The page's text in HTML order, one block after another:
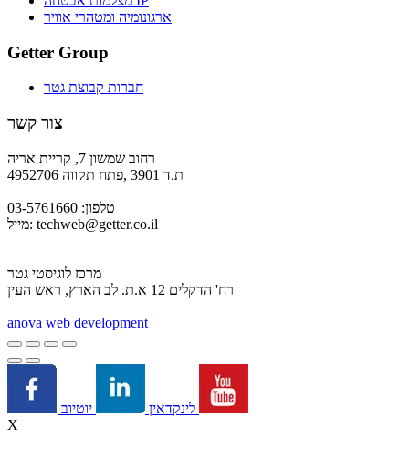
ארגונומיה ומטהרי אוויר
Getter Group
חברות קבוצת גטר
צור קשר
רחוב שמשון 7, קריית אריה
ת.ד 3901 ,פתח תקווה 4952706
טלפון: 03-5761660
מייל: techweb@getter.co.il
מרכז לוגיסטי גטר
רח' הדקלים 12 א.ת. לב הארץ, ראש העין
anova web development
לינקדאין
X